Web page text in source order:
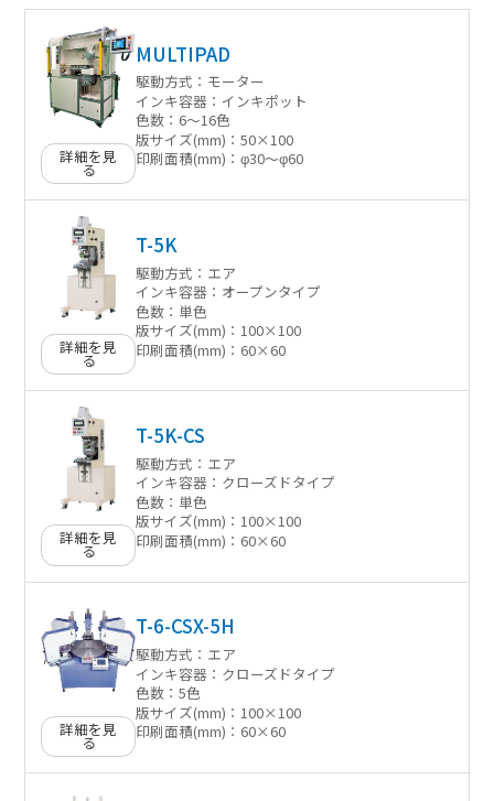
詳細を見
る
MULTIPAD
駆動方式： モーター
インキ容器： インキポット
色数：6〜16色
版サイズ(mm)：50×100
印刷面積(mm)：φ30〜φ60
詳細を見
る
T-5K
駆動方式： エア
インキ容器： オープンタイプ
色数： 単色
版サイズ(mm)：100×100
印刷面積(mm)：60×60
詳細を見
る
T-5K-CS
駆動方式： エア
インキ容器： クローズドタイプ
色数： 単色
版サイズ(mm)：100×100
印刷面積(mm)：60×60
詳細を見
る
T-6-CSX-5H
駆動方式： エア
インキ容器： クローズドタイプ
色数：5色
版サイズ(mm)： 100×100
印刷面積(mm)：60×60